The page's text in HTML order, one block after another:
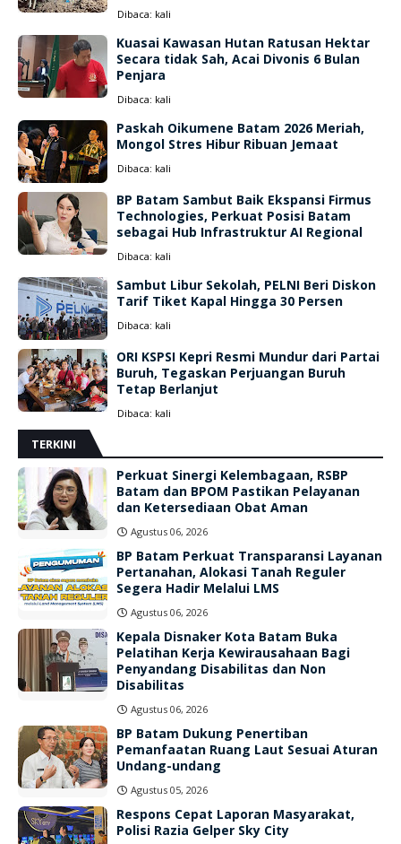
Dibaca: kali
Kuasai Kawasan Hutan Ratusan Hektar
Secara tidak Sah, Acai Divonis 6 Bulan
Penjara
Dibaca: kali
Paskah Oikumene Batam 2026 Meriah,
Mongol Stres Hibur Ribuan Jemaat
Dibaca: kali
BP Batam Sambut Baik Ekspansi Firmus
Technologies, Perkuat Posisi Batam
sebagai Hub Infrastruktur AI Regional
Dibaca: kali
Sambut Libur Sekolah, PELNI Beri Diskon
Tarif Tiket Kapal Hingga 30 Persen
Dibaca: kali
ORI KSPSI Kepri Resmi Mundur dari Partai
Buruh, Tegaskan Perjuangan Buruh
Tetap Berlanjut
Dibaca: kali
TERKINI
Perkuat Sinergi Kelembagaan, RSBP
Batam dan BPOM Pastikan Pelayanan
dan Ketersediaan Obat Aman
Agustus 06, 2026
BP Batam Perkuat Transparansi Layanan
Pertanahan, Alokasi Tanah Reguler
Segera Hadir Melalui LMS
Agustus 06, 2026
Kepala Disnaker Kota Batam Buka
Pelatihan Kerja Kewirausahaan Bagi
Penyandang Disabilitas dan Non
Disabilitas
Agustus 06, 2026
BP Batam Dukung Penertiban
Pemanfaatan Ruang Laut Sesuai Aturan
Undang-undang
Agustus 05, 2026
Respons Cepat Laporan Masyarakat,
Polisi Razia Gelper Sky City